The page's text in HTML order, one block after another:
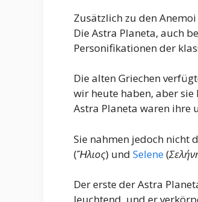
Zusätzlich zu den
Die Astra Planeta, auch
Personifikationen der
Die alten Griechen
wir heute haben, aber
Astra Planeta waren ihre
Sie nahmen jedoch nicht
(Ἥλιος) und Selene(
Der erste der Astra